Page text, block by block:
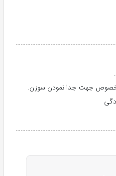
مخصوص جهت جدا نمودن سوزن.